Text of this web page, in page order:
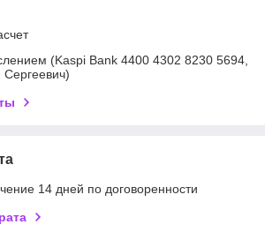
(Kaspi Bank 4400 4302 8230 5694,
14 дней по договоренности